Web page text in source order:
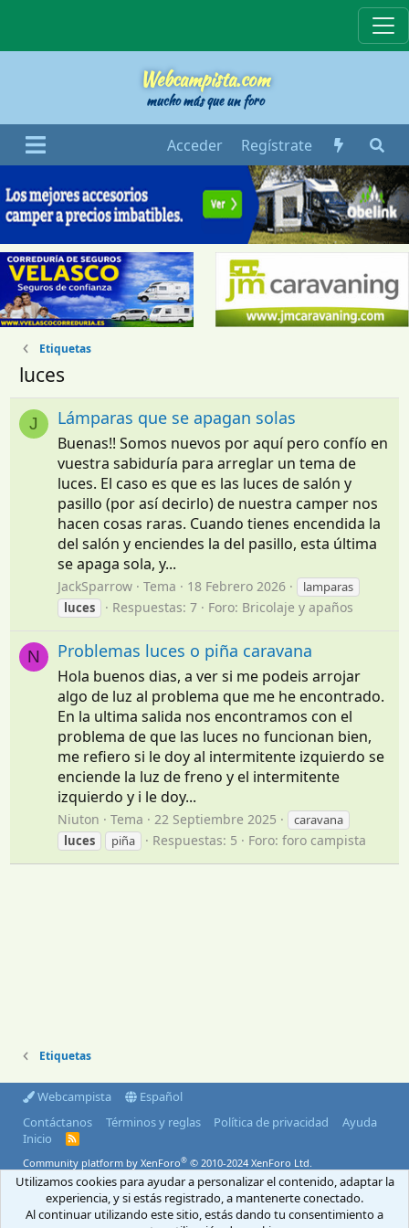
Webcampista.com
mucho más que un foro
Acceder Regístrate
Etiquetas
luces
J Lámparas que se apagan solas
Buenas!! Somos nuevos por aquí pero confío en
vuestra sabiduría para arreglar un tema de
luces. El caso es que es las luces de salón y
pasillo (por así decirlo) de nuestra camper nos
hacen cosas raras. Cuando tienes encendida la
del salón y enciendes la del pasillo, esta última
se apaga sola, y...
JackSparrow Tema 18 Febrero 2026
lamparas
luces
Respuestas: 7 Foro: Bricolaje y apaños
N Problemas luces o piña caravana
Hola buenos dias, a ver si me podeis arrojar
algo de luz al problema que me he encontrado.
En la ultima salida nos encontramos con el
problema de que las luces no funcionan bien,
me refiero si le doy al intermitente izquierdo se
enciende la luz de freno y el intermitente
izquierdo y i le doy...
Niuton Tema 22 Septiembre 2025
caravana
luces
piña Respuestas: 5 Foro:foro campista
Etiquetas
Webcampista
Español
Contáctanos
Términos y reglas Política de privacidad
Ayuda
Inicio
R
S
Community platform by XenForo® © 2010-2024 XenForo Ltd.
© 2004-2026 Webcampista.com
Envíanos un email Menú profesionales
Utilizamos cookies para ayudar a personalizar el contenido, adaptar la
experiencia, y si estás registrado, a mantenerte conectado.
Al continuar utilizando este sitio, estás dando tu consentimiento a